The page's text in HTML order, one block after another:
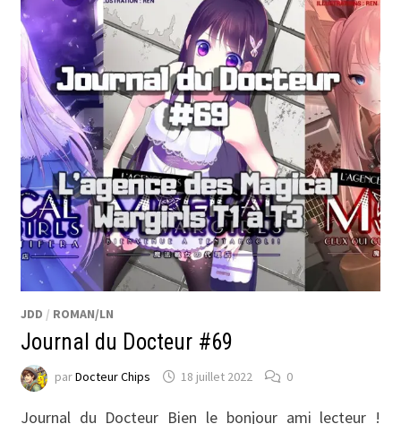
JDD / ROMAN/LN
Journal du Docteur #69
parDocteur Chips 18 juillet 2022 0
Journal du Docteur Bien le bonjour ami lecteur !